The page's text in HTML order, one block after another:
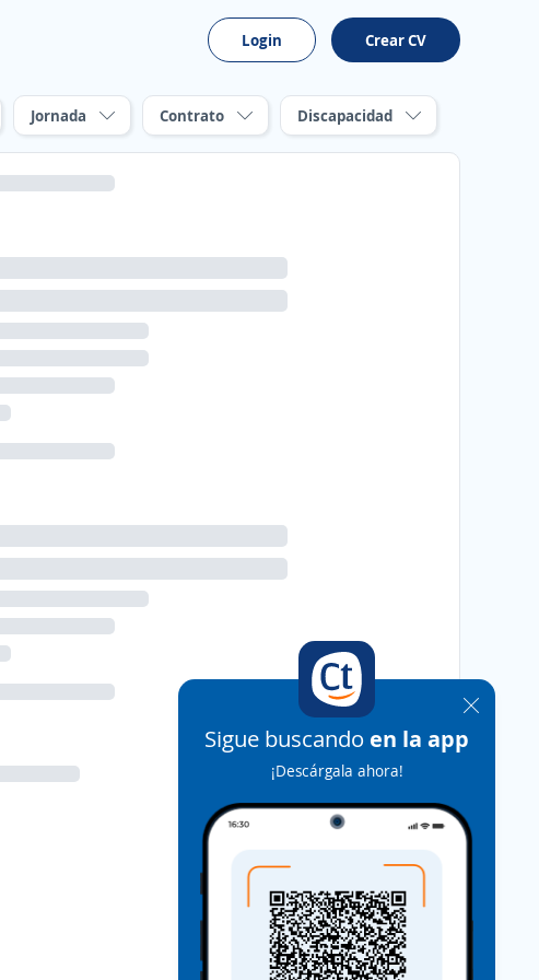
Login Crear CV
Jornada Contrato Discapacidad
Sigue buscando en la app
¡Descárgala ahora!